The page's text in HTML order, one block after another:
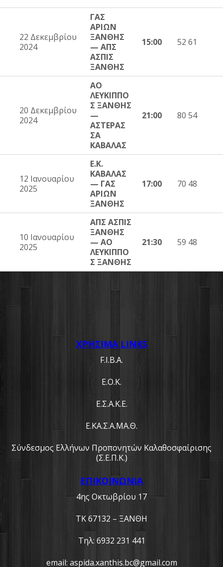
22 Δεκεμβρίου
2024
ΓΑΣ
ΑΡΙΩΝ
ΞΑΝΘΗΣ
— ΑΠΣ
ΑΣΠΙΣ
ΞΑΝΘΗΣ
15:00 52 61
20 Δεκεμβρίου
2024
ΑΟ
ΛΕΥΚΙΠΠΟ
Σ ΞΑΝΘΗΣ
—
ΑΣΤΕΡΑΣ
ΣΑ
ΚΑΒΑΛΑΣ
21:00 80 54
12 Ιανουαρίου
2025
Ε.Κ.
ΚΑΒΑΛΑΣ
— ΓΑΣ
ΑΡΙΩΝ
ΞΑΝΘΗΣ
17:00 70 48
10 Ιανουαρίου
2025
ΑΠΣ ΑΣΠΙΣ
ΞΑΝΘΗΣ
— ΑΟ
ΛΕΥΚΙΠΠΟ
Σ ΞΑΝΘΗΣ
21:30 59 48
ΧΡΗΣΙΜΑ LINKS
F.I.B.A.
Ε.Ο.Κ.
Ε.Σ.Α.Κ.Ε.
Ε.ΚΑ.Σ.Α.ΜΑ.Θ.
Σύνδεσμος Ελλήνων Προπονητών Καλαθοσφαίρισης
(Σ.Ε.Π.Κ.)
ΕΠΙΚΟΙΝΩΝΙΑ
4ης Οκτωβρίου 17
ΤΚ 67132 – ΞΑΝΘΗ
Τηλ: 6932 231 441
email: aspida.xanthis.bc@gmail.com